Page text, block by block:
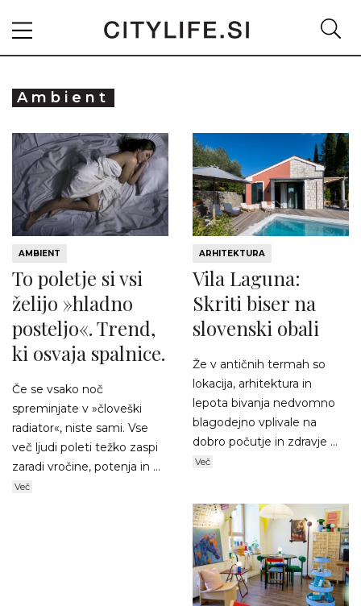
Ambient
AMBIENT
To poletje si vsi
želijo »hladno
posteljo«. Trend,
ki osvaja spalnice.
Če se vsako noč
spreminjate v »človeški
radiator«, niste sami. Vse
več ljudi poleti težko zaspi
zaradi vročine, potenja in ...
Več
ARHITEKTURA
Vila Laguna:
Skriti biser na
slovenski obali
Že v antičnih termah so
lokacija, arhitektura in
lepota bivanja nedvomno
blagodejno vplivale na
dobro počutje in zdravje ...
Več